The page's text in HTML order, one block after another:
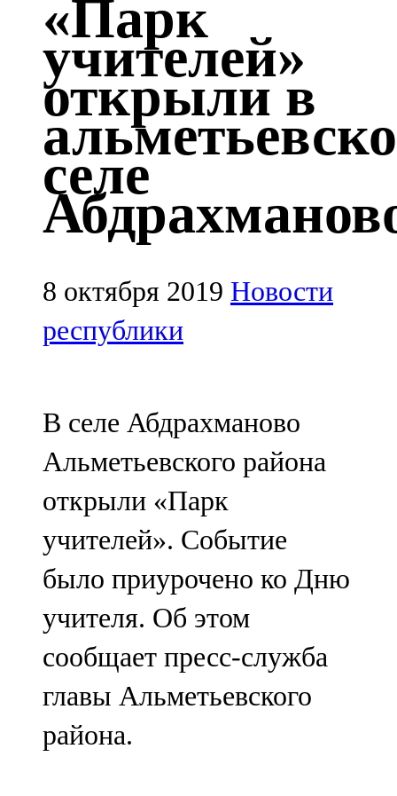
105,2 FM
Казан
91,5 FM
Кайбыч
106,1 FM
Кама тамагы
71,51 FM
Кукмара
107,9 FM
102,1 FM
Мамадыш
106,2 FM
Минзәлә
107,3 FM
Мөслим
100,0 FM
Нурлат
104,7 FM
«Парк
учителей»
открыли в
селе
8 октября 2019 Новости
республики
В селе Абдрахманово
Альметьевского района
открыли «Парк
учителей». Событие
было приурочено ко Дню
учителя. Об этом
сообщает пресс-служба
главы Альметьевского
района.